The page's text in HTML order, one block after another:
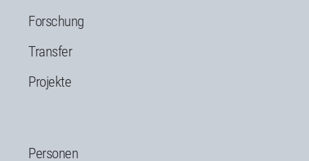
Forschung
Transfer
Projekte
Personen